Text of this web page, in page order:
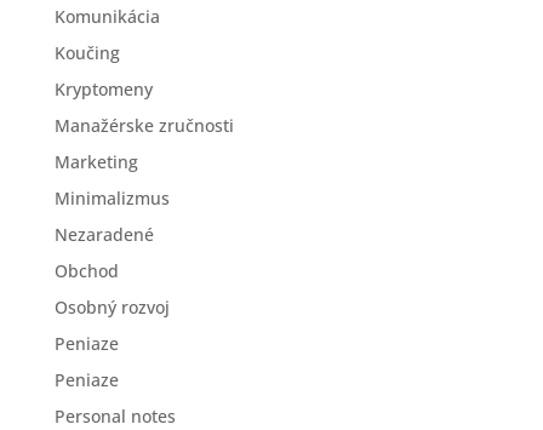
Komunikácia
Koučing
Kryptomeny
Manažérske zručnosti
Marketing
Minimalizmus
Nezaradené
Obchod
Osobný rozvoj
Peniaze
Peniaze
Personal notes